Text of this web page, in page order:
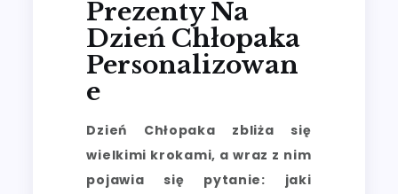
Prezenty Na
Dzień Chłopaka
Personalizowan
E
Dzień Chłopaka zbliża się
wielkimi krokami, a wraz z nim
pojawia się pytanie: jaki